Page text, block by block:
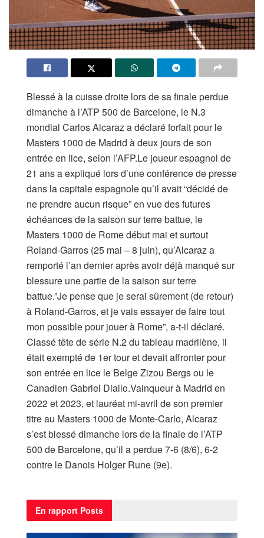
Blessé à la cuisse droite lors de sa finale perdue
dimanche à l’ATP 500 de Barcelone, le N.3
mondial Carlos Alcaraz a déclaré forfait pour le
Masters 1000 de Madrid à deux jours de son
entrée en lice, selon l’AFP.Le joueur espagnol de
21 ans a expliqué lors d’une conférence de presse
dans la capitale espagnole qu’il avait “décidé de
ne prendre aucun risque” en vue des futures
échéances de la saison sur terre battue, le
Masters 1000 de Rome début mai et surtout
Roland-Garros (25 mai – 8 juin), qu’Alcaraz a
remporté l’an dernier après avoir déjà manqué sur
blessure une partie de la saison sur terre
battue.”Je pense que je serai sûrement (de retour)
à Roland-Garros, et je vais essayer de faire tout
mon possible pour jouer à Rome”, a-t-il déclaré.
Classé tête de série N.2 du tableau madrilène, il
était exempté de 1er tour et devait affronter pour
son entrée en lice le Belge Zizou Bergs ou le
Canadien Gabriel Diallo.Vainqueur à Madrid en
2022 et 2023, et lauréat mi-avril de son premier
titre au Masters 1000 de Monte-Carlo, Alcaraz
s’est blessé dimanche lors de la finale de l’ATP
500 de Barcelone, qu’il a perdue 7-6 (8/6), 6-2
contre le Danois Holger Rune (9e).
En rapport Posts